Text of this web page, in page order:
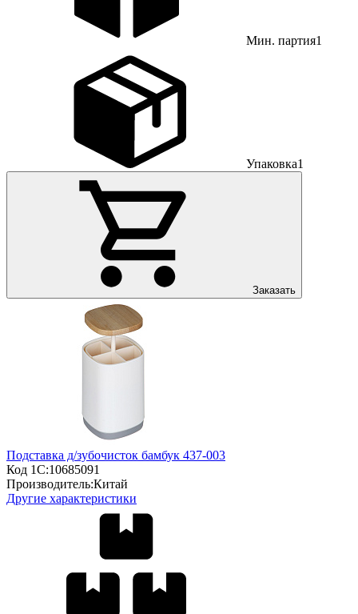
Мин. партия1
Упаковка1
Заказать
Подставка д/зубочисток бамбук 437-003
Код 1С:10685091
Производитель:Китай
Другие характеристики